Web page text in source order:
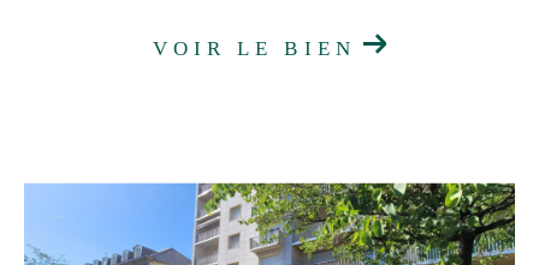
VOIR LE BIEN